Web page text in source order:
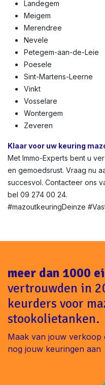
Landegem
Meigem
Merendree
Nevele
Petegem-aan-de-Leie
Poesele
Sint-Martens-Leerne
Vinkt
Vosselare
Wontergem
Zeveren
Klaar voor uw keuring
Met Immo-Experts bent u
en gemoedsrust. Vraag nu
succesvol. Contacteer ons
bel 09 274 00 24.
#mazoutkeuringDeinze
meer dan 1000
vertrouwden in
keurders voor
stookolietanken.
Maak van jouw verkoop
nog jouw keuringen aan